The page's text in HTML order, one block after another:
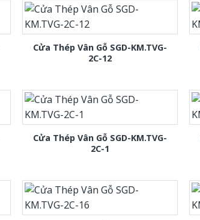
Cửa Thép Vân Gỗ SGD-KM.TVG-
2C-12
Cửa Thép Vân Gỗ SGD-KM.TVG-
2C-1